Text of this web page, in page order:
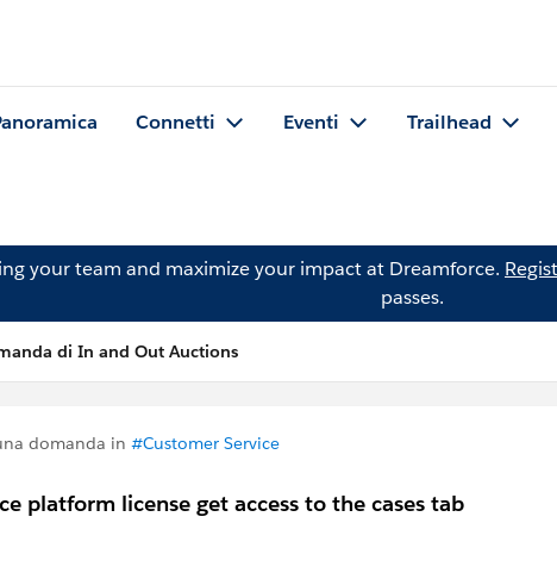
Connetti Eventi Trailhead
your team and maximize your impact at Dreamforce.
passes.
di In and Out Auctions
domanda in #Customer Service
platform license get access to the cases tab